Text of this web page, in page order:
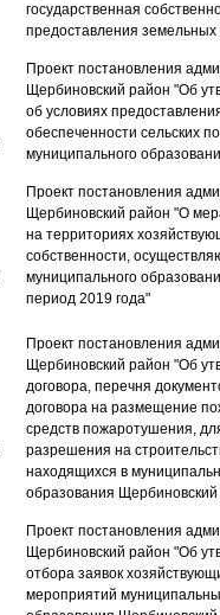
государственная
предоставления земельных
Проект постановления
Щербиновский район​ "Об
об условиях
обеспеченности сельских
муниципального
Проект постановления
Щербиновский район​ "О
на территориях
собственности,
муниципального
период 2019 года"
Проект постановления
Щербиновский район​ "Об
договора, перечня
договора на размещение
средств пожаротушения,
разрешения на
находящихся в
образования
Проект постановления
Щербиновский район​ "Об
отбора заявок
мероприятий